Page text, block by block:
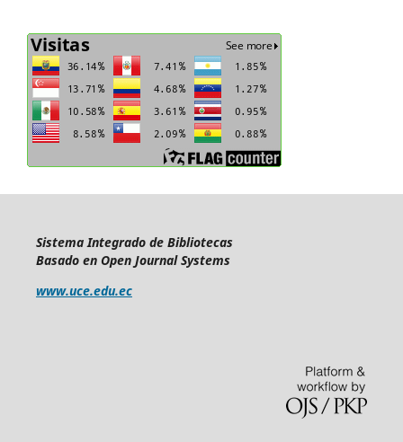
Sistema Integrado de Bibliotecas
Basado en Open Journal Systems
www.uce.edu.ec